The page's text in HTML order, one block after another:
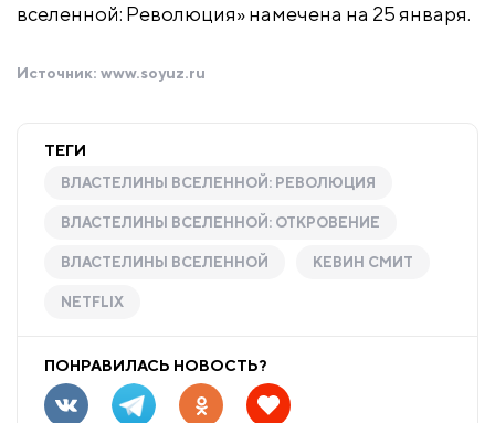
вселенной: Революция» намечена на 25 января.
Источник: www.soyuz.ru
ТЕГИ
ВЛАСТЕЛИНЫ ВСЕЛЕННОЙ: РЕВОЛЮЦИЯ
ВЛАСТЕЛИНЫ ВСЕЛЕННОЙ: ОТКРОВЕНИЕ
ВЛАСТЕЛИНЫ ВСЕЛЕННОЙ КЕВИН СМИТ
NETFLIX
ПОНРАВИЛАСЬ НОВОСТЬ?